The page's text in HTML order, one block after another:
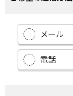
メール
電話